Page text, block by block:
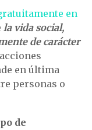
en
la vida social,
de carácter
en última
personas o
de